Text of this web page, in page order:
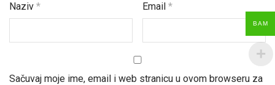
Naziv * Email*
Sačuvaj moje ime, email i web stranicu u ovom browseru za
BAM